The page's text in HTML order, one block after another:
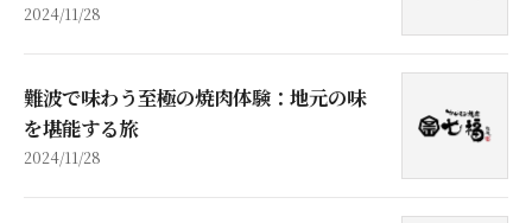
2024/11/28
難波で味わう至極の焼肉体験：地元の味
を堪能する旅
2024/11/28